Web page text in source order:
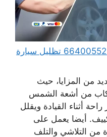
تظليل سيارات متنقل الكويت 66400552 تظليل سيارة
من المزايا، حيث
من أشعة الشمس
أثناء القيادة ويقلل
أيضا يعمل على
من التلاشي والتلف